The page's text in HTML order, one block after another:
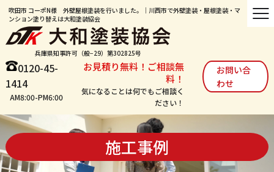
吹田市 コーポN様 外壁屋根塗装を行いました。｜川西市で外壁塗装・屋根塗装・マ
ンション塗り替えは大和塗装協会
兵庫県知事許可（般−29）第302825号
0120-45-
1414
AM8:00-PM6:00
お見積り無料！ご相談無
料！
気になることは何でもご相談く
ださい！
お問い合
わせ
施工事例